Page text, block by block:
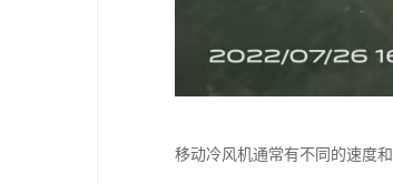
移动冷风机通常有不同的速度